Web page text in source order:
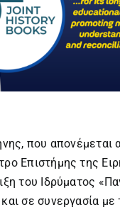
που απονέμεται
Επιστήμης της
του Ιδρύματος
σε συνεργασία με